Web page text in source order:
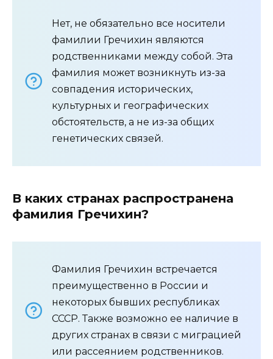
Нет, не обязательно все носители
фамилии Гречихин являются
родственниками между собой. Эта
фамилия может возникнуть из-за
совпадения исторических,
культурных и географических
обстоятельств, а не из-за общих
генетических связей.
В каких странах распространена
фамилия Гречихин?
Фамилия Гречихин встречается
преимущественно в России и
некоторых бывших республиках
СССР. Также возможно ее наличие в
других странах в связи с миграцией
или рассеянием родственников.